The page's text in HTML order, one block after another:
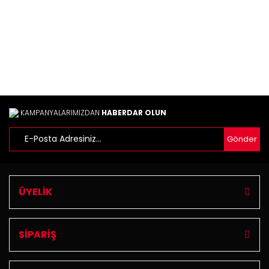
KAMPANYALARIMIZDAN HABERDAR OLUN
Gönder
ÜYELİK
SİPARİŞ